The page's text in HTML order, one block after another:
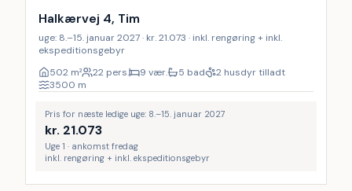
Halkærvej 4, Tim
uge: 8.–15. januar 2027 · kr. 21.073 · inkl. rengøring + inkl.
ekspeditionsgebyr
502 m² 22 pers. 9 vær. 5 bad
2 husdyr tilladt
3500 m
Pris for næste ledige uge: 8.–15. januar 2027
kr. 21.073
Uge 1 · ankomst fredag
inkl. rengøring + inkl. ekspeditionsgebyr